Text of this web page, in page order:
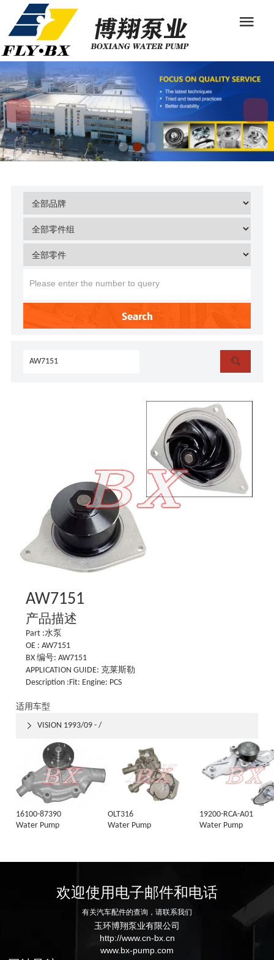
Search

AW7151
产品描述
Part :水泵
OE : AW7151
BX 编号: AW7151
APPLICATION GUIDE: 克莱斯勒
Description :Fit: Engine: PCS
适用车型
VISION 1993/09 - /

16100-87390
Water Pump
OLT316
Water Pump
19200-RCA-A01
Water Pump
欢迎使用电子邮件和电话
有关汽车配件的查询，请联系我们
玉环博翔泵业有限公司
http://www.cn-bx.cn
www.bx-pump.com